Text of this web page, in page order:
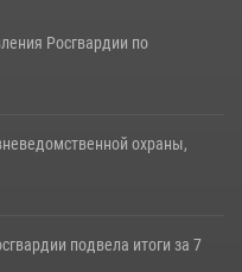
Росгвардии по
охраны,
подвела итоги за 7